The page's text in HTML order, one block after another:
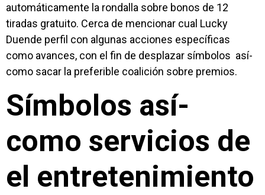
automáticamente la rondalla sobre bonos de 12
tiradas gratuito. Cerca de mencionar cual Lucky
Duende perfil con algunas acciones específicas
como avances, con el fin de desplazar símbolos así­
como sacar la preferible coalición sobre premios.
Símbolos así­
como servicios de
el entretenimiento